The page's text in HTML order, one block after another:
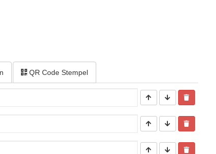
QR Code Stempel